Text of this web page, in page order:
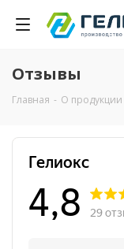
Отзывы
Главная - О продукции